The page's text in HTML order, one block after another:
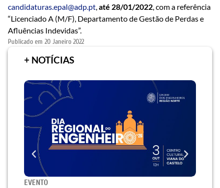
candidaturas.epal@adp.pt até 28/01/2022 , com a referência
“Licenciado A (M/F), Departamento de Gestão de Perdas e
Afluências Indevidas”.
Publicado em 20 Janeiro 2022
+ NOTÍCIAS
EVENTO